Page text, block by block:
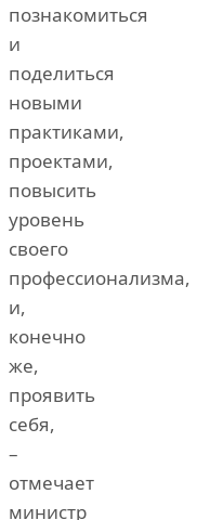
познакомиться
и
поделиться
новыми
практиками,
проектами,
повысить
уровень
своего
профессионализма,
и,
конечно
же,
проявить
себя,
–
отмечает
министр